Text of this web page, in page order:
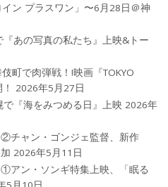
ン プラスワン」〜6月28日＠神
『あの写真の私たち』上映&トー
町で肉弾戦！!映画『TOKYO
2026年5月27日
で『海をみつめる日』上映 2026年
チャン・ゴンジェ監督、新作
2026年5月11日
アン・ソンギ特集上映、「眠る